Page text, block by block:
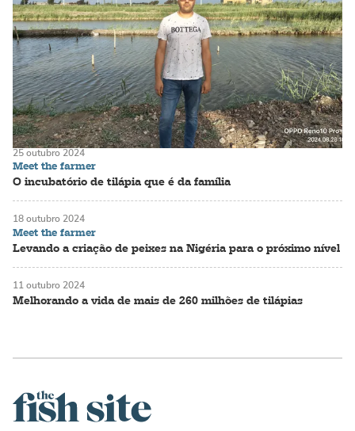
Meet the farmer
O incubatório de tilápia que é da família
25 outubro 2024
Meet the farmer
Levando a criação de peixes na Nigéria para o próximo nível
18 outubro 2024
Melhorando a vida de mais de 260 milhões de tilápias
11 outubro 2024